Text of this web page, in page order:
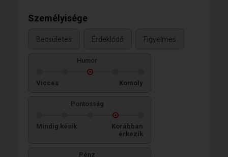
Személyisége
Becsületes Érdeklődő Figyelmes
Humor
Vicces Komoly
Pontosság
Mindig késik
Korábban
érkezik
Pénz